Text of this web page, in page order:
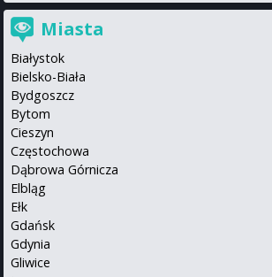
Miasta
Białystok
Bielsko-Biała
Bydgoszcz
Bytom
Cieszyn
Częstochowa
Dąbrowa Górnicza
Elbląg
Ełk
Gdańsk
Gdynia
Gliwice